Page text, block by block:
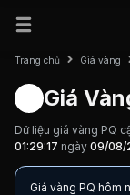
Trang chủ Giá vàng
Giá
Dữ liệu giá vàng PQ
01:29:17 ngày 09/08/
Giá vàng PQ hôm